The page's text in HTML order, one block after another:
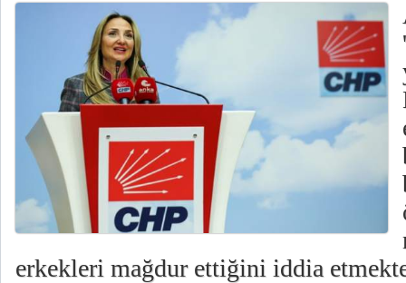
erkekleri mağdur ettiğini iddia